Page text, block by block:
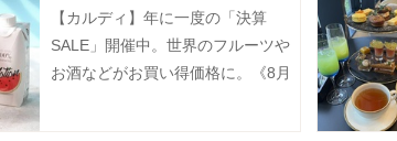
【カルディ】年に一度の「決算
SALE」開催中。世界のフルーツや
お酒などがお買い得価格に。《8月